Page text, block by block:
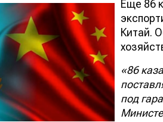
Еще 86
Китай.
«86
под